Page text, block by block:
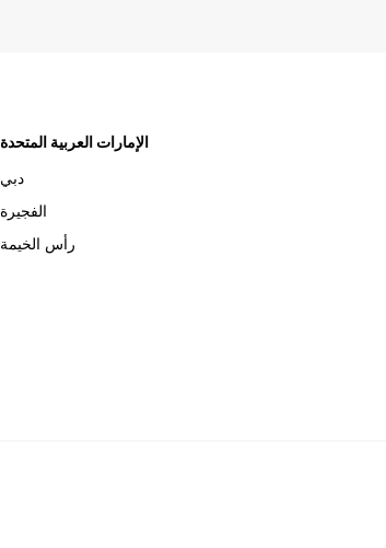
الإمارات العربية المتحدة
دبي
الفجيرة
رأس الخيمة